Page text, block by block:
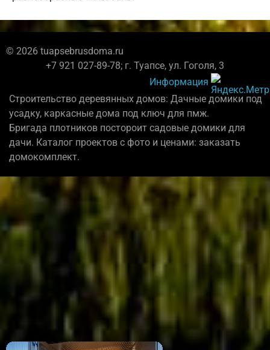
© 2026 tuapsebrusdoma.ru
+7 921 027-89-78; г. Туапсе, ул. Гоголя, 3
Информация
Строительство деревянных домов: Дачные домики под
усадку, каркасные дома под ключ для пмж.
Бригада плотников постороит садовые домики для
дачи. Каталог проектов с фото и ценами: заказать
домокомплект.